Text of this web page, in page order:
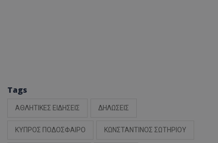
Tags
ΑΘΛΗΤΙΚΕΣ ΕΙΔΗΣΕΙΣ ΔΗΛΩΣΕΙΣ
ΚΥΠΡΟΣ ΠΟΔΟΣΦΑΙΡΟ ΚΩΝΣΤΑΝΤΙΝΟΣ ΣΩΤΗΡΙΟΥ